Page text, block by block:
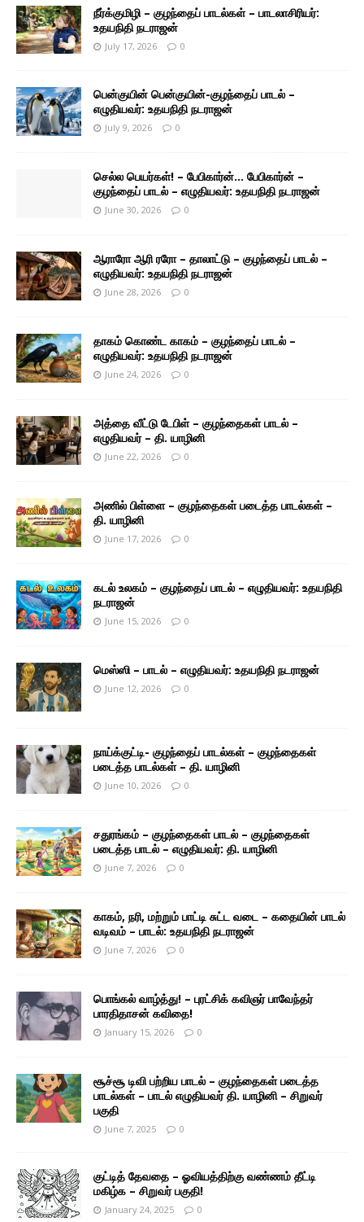
நீர்க்குமிழி – குழந்தைப் பாடல்கள் – பாடலாசிரியர்:
உதயநிதி நடராஜன்
July 17, 2026 0
பென்குயின் பென்குயின்-குழந்தைப் பாடல் –
எழுதியவர்: உதயநிதி நடராஜன்
July 9, 2026 0
செல்ல பெயர்கள்! – பேபிகார்ன்… பேபிகார்ன் –
குழந்தைப் பாடல் – எழுதியவர்: உதயநிதி நடராஜன்
June 30, 2026 0
ஆராரோ ஆரி ரரோ – தாலாட்டு – குழந்தைப் பாடல் –
எழுதியவர்: உதயநிதி நடராஜன்
June 28, 2026 0
தாகம் கொண்ட காகம் – குழந்தைப் பாடல் –
எழுதியவர்: உதயநிதி நடராஜன்
June 24, 2026 0
அத்தை வீட்டு டேபிள் – குழந்தைகள் பாடல் –
எழுதியவர் – தி. யாழினி
June 22, 2026 0
அணில் பிள்ளை – குழந்தைகள் படைத்த பாடல்கள் –
தி. யாழினி
June 17, 2026 0
கடல் உலகம் – குழந்தைப் பாடல் – எழுதியவர்: உதயநிதி
நடராஜன்
June 15, 2026 0
மெஸ்ஸி – பாடல் – எழுதியவர்: உதயநிதி நடராஜன்
June 12, 2026 0
நாய்க்குட்டி- குழந்தைப் பாடல்கள் – குழந்தைகள்
படைத்த பாடல்கள் – தி. யாழினி
June 10, 2026 0
சதுரங்கம் – குழந்தைகள் பாடல் – குழந்தைகள்
படைத்த பாடல் – எழுதியவர்: தி. யாழினி
June 7, 2026 0
காகம், நரி, மற்றும் பாட்டி சுட்ட வடை – கதையின் பாடல்
வடிவம் – பாடல்: உதயநிதி நடராஜன்
June 7, 2026 0
பொங்கல் வாழ்த்து! – புரட்சிக் கவிஞர் பாவேந்தர்
பாரதிதாசன் கவிதை!
January 15, 2026 0
சூச்சூ டிவி பற்றிய பாடல் – குழந்தைகள் படைத்த
பாடல்கள் – பாடல் எழுதியவர் தி. யாழினி – சிறுவர்
பகுதி
June 7, 2025 0
குட்டித் தேவதை – ஓவியத்திற்கு வண்ணம் தீட்டி
மகிழ்க – சிறுவர் பகுதி!
January 24, 2025 0